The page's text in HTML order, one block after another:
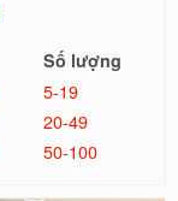
Số lượng
5-19
20-49
50-100